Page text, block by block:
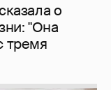
о
"Она
тремя